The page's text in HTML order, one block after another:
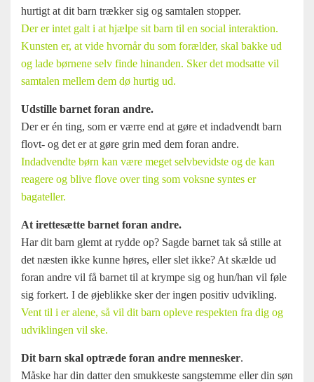
hurtigt at dit barn trækker sig og samtalen stopper.
Der er intet galt i at hjælpe sit barn til en social interaktion.
Kunsten er, at vide hvornår du som forælder, skal bakke ud
og lade børnene selv finde hinanden. Sker det modsatte vil
samtalen mellem dem dø hurtig ud.
Udstille barnet foran andre.
Der er én ting, som er værre end at gøre et indadvendt barn
flovt- og det er at gøre grin med dem foran andre.
Indadvendte børn kan være meget selvbevidste og de kan
reagere og blive flove over ting som voksne syntes er
bagateller.
At irettesætte barnet foran andre.
Har dit barn glemt at rydde op? Sagde barnet tak så stille at
det næsten ikke kunne høres, eller slet ikke? At skælde ud
foran andre vil få barnet til at krympe sig og hun/han vil føle
sig forkert. I de øjeblikke sker der ingen positiv udvikling.
Vent til i er alene, så vil dit barn opleve respekten fra dig og
udviklingen vil ske.
Dit barn skal optræde foran andre mennesker.
Måske har din datter den smukkeste sangstemme eller din søn